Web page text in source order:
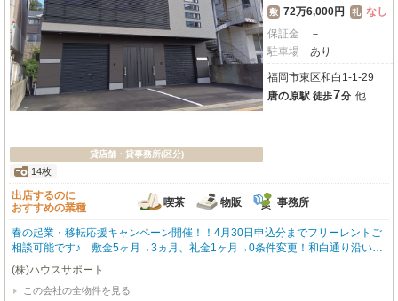
貸店舗・貸事務所(区分)
14枚
敷 72万6,000円 礼 なし
保証金
－
駐車場
あり
福岡市東区和白1-1-29
唐の原駅 徒歩7分 他
出店するのに
おすすめの業種
喫茶 物販 事務所
春の起業・移転応援キャンペーン開催！！4月30日申込分までフリーレントご
相談可能です♪ 敷金5ヶ月→3ヵ月、礼金1ヶ月→0条件変更！和白通り沿いロ
ードサイドの新築倉庫事務所☆1階は倉庫仕様、2階は事務所仕様となってお
り、前面に駐車区画2台分確保もできます。「西日本鉄道貝塚線 唐の原駅」
「鹿児島本線 九産大前駅」も徒歩圏内で、博多や天神方面からのバスの本数
(株)ハウスサポート
この会社の全物件を見る